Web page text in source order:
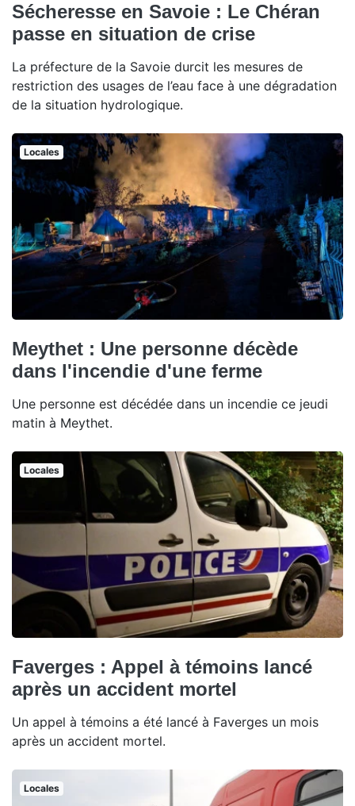
Sécheresse en Savoie : Le Chéran
passe en situation de crise
La préfecture de la Savoie durcit les mesures de
restriction des usages de l’eau face à une dégradation
de la situation hydrologique.
Locales
Meythet : Une personne décède
dans l'incendie d'une ferme
Une personne est décédée dans un incendie ce jeudi
matin à Meythet.
Locales
Faverges : Appel à témoins lancé
après un accident mortel
Un appel à témoins a été lancé à Faverges un mois
après un accident mortel.
Locales